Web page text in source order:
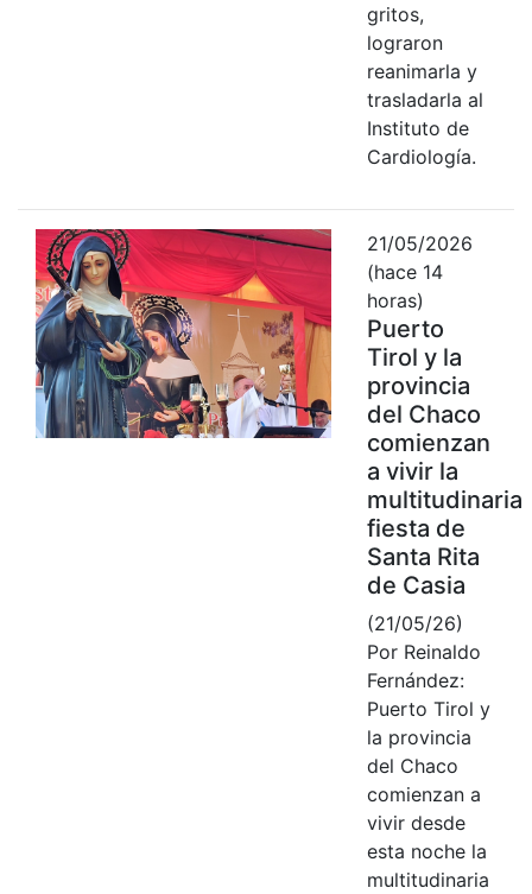
gritos,
lograron
reanimarla y
trasladarla al
Instituto de
Cardiología.
21/05/2026
(hace 14
horas)
Puerto
Tirol y la
provincia
del Chaco
comienzan
a vivir la
multitudinaria
fiesta de
Santa Rita
de Casia
(21/05/26)
Por Reinaldo
Fernández:
Puerto Tirol y
la provincia
del Chaco
comienzan a
vivir desde
esta noche la
multitudinaria